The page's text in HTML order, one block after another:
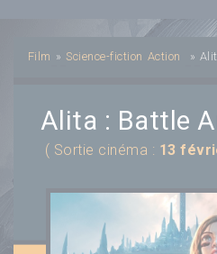
Film » Science-fiction Action »
Alita : Battle
( Sortie cinéma : 13